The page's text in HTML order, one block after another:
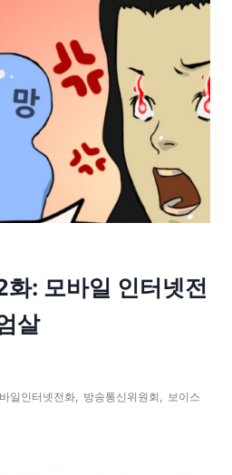
: 모바일 인터넷전
살
일인터넷전화 방송통신위원회
보이스